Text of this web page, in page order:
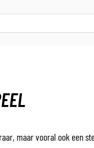
maar vooral ook een